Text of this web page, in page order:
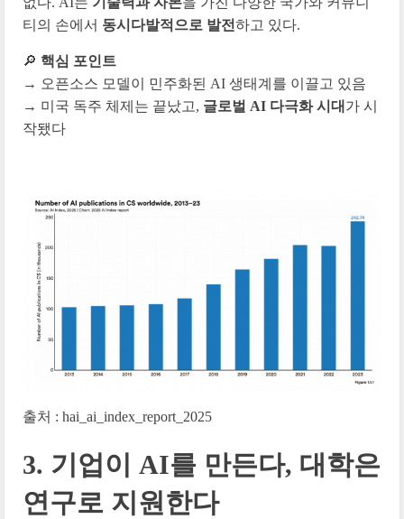
티의 손에서 동시다발적으로 발전하고 있다.
🔎 핵심 포인트
→ 오픈소스 모델이 민주화된 AI 생태계를 이끌고 있음
→ 미국 독주 체제는 끝났고, 글로벌 AI 다극화 시대 가 시
작됐다
출처 : hai_ai_index_report_2025
3. 기업이 AI를 만든다, 대학은
연구로 지원한다